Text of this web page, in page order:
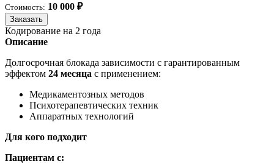
Стоимость: 10 000 ₽
Заказать
Кодирование на 2 года
Описание
Долгосрочная блокада зависимости с гарантированным
эффектом 24 месяца с применением:
Медикаментозных методов
Психотерапевтических техник
Аппаратных технологий
Для кого подходит
Пациентам с: